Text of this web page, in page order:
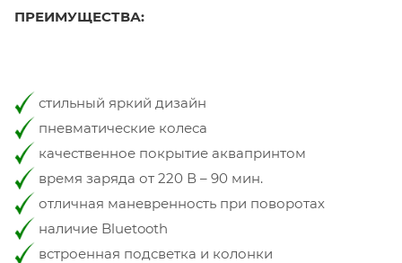
ПРЕИМУЩЕСТВА:
стильный яркий дизайн
пневматические колеса
качественное покрытие аквапринтом
время заряда от 220 В – 90 мин.
отличная маневренность при поворотах
наличие Bluetooth
встроенная подсветка и колонки